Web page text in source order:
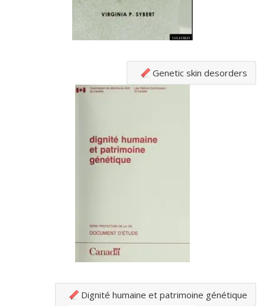
Genetic skin desorders
Dignité humaine et patrimoine génétique